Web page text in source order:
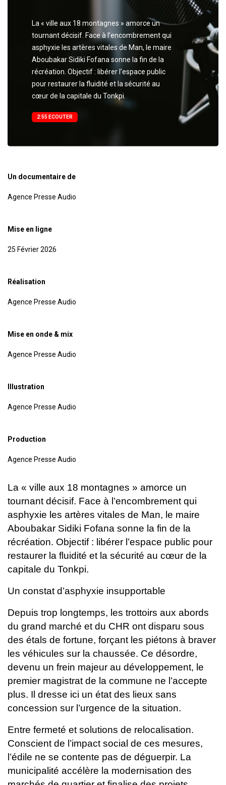
La « ville aux 18 montagnes » amorce un
tournant décisif. Face à l’encombrement qui
asphyxie les artères vitales de Man, le maire
Aboubakar Sidiki Fofana sonne la fin de la
récréation. Objectif : libérer l’espace public
pour restaurer la fluidité et la sécurité au
cœur de la capitale du Tonkpi.
2:55 ECOUTER
Un documentaire de
Agence Presse Audio
Mise en ligne
25 Février 2026
Réalisation
Agence Presse Audio
Mise en onde & mix
Agence Presse Audio
Illustration
Agence Presse Audio
Production
Agence Presse Audio
La « ville aux 18 montagnes » amorce un
tournant décisif. Face à l’encombrement qui
asphyxie les artères vitales de Man, le maire
Aboubakar Sidiki Fofana sonne la fin de la
récréation. Objectif : libérer l’espace public pour
restaurer la fluidité et la sécurité au cœur de la
capitale du Tonkpi.
Un constat d’asphyxie insupportable
Depuis trop longtemps, les trottoirs aux abords
du grand marché et du CHR ont disparu sous
des étals de fortune, forçant les piétons à braver
les véhicules sur la chaussée. Ce désordre,
devenu un frein majeur au développement, le
premier magistrat de la commune ne l’accepte
plus. Il dresse ici un état des lieux sans
concession sur l’urgence de la situation.
Entre fermeté et solutions de relocalisation.
Conscient de l’impact social de ces mesures,
l’édile ne se contente pas de déguerpir. La
municipalité accélère la modernisation des